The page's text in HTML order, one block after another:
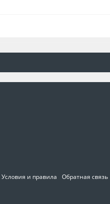
Условия и правила Обратная связь